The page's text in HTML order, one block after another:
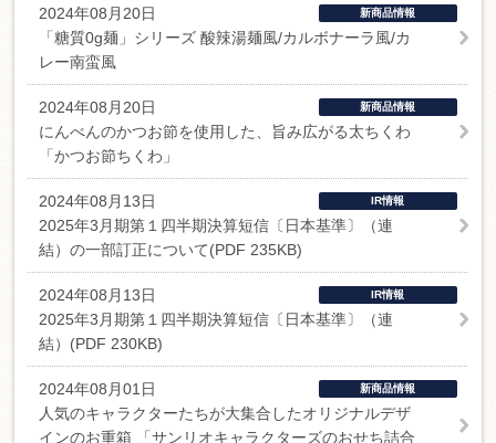
2024年08月20日 新商品情報
「糖質0g麺」シリーズ 酸辣湯麺風/カルボナーラ風/カ
レー南蛮風
2024年08月20日 新商品情報
にんべんのかつお節を使用した、旨み広がる太ちくわ
「かつお節ちくわ」
2024年08月13日 IR情報
2025年3月期第１四半期決算短信〔日本基準〕（連
結）の一部訂正について(PDF 235KB)
2024年08月13日 IR情報
2025年3月期第１四半期決算短信〔日本基準〕（連
結）(PDF 230KB)
2024年08月01日 新商品情報
人気のキャラクターたちが大集合したオリジナルデザ
インのお重箱 「サンリオキャラクターズのおせち詰合